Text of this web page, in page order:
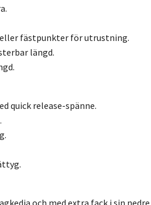
fästpunkter för utrustning.
längd.
quick release-spänne.
och med extra fack i sin